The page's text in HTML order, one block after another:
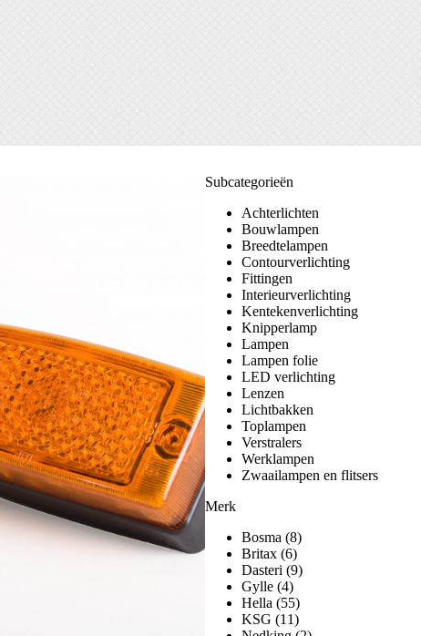
Subcategorieën
Achterlichten
Bouwlampen
Breedtelampen
Contourverlichting
Fittingen
Interieurverlichting
Kentekenverlichting
Knipperlamp
Lampen
Lampen folie
LED verlichting
Lenzen
Lichtbakken
Toplampen
Verstralers
Werklampen
Zwaailampen en flitsers
Merk
Bosma (8)
Britax (6)
Dasteri (9)
Gylle (4)
Hella (55)
KSG (11)